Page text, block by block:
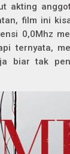
akting
film ini
0,0Mhz
ternyata,
biar tak